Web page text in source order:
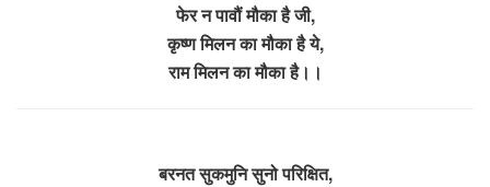
फेर न पावौं मौका है जी,
कृष्ण मिलन का मौका है ये,
राम मिलन का मौका है।।
बरनत सुकमुनि सुनो परिक्षित,